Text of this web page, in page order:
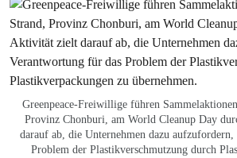
Greenpeace-Freiwillige führen
Provinz Chonburi, am World Cleanup Day
darauf ab, die Unternehmen dazu
Problem der Plastikverschmutzung durch